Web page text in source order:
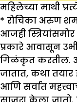
महिलेच्या माथी
* रोचिका अरुण
आजही
प्रकारे आवासून
गिळंकृत करतील.
जातात, कथा
आणि सर्वात